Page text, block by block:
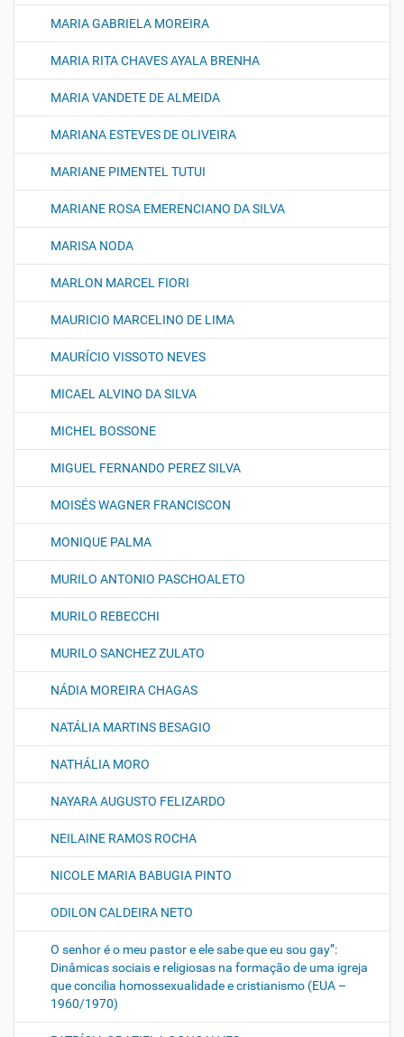
MARIA GABRIELA MOREIRA
MARIA RITA CHAVES AYALA BRENHA
MARIA VANDETE DE ALMEIDA
MARIANA ESTEVES DE OLIVEIRA
MARIANE PIMENTEL TUTUI
MARIANE ROSA EMERENCIANO DA SILVA
MARISA NODA
MARLON MARCEL FIORI
MAURICIO MARCELINO DE LIMA
MAURÍCIO VISSOTO NEVES
MICAEL ALVINO DA SILVA
MICHEL BOSSONE
MIGUEL FERNANDO PEREZ SILVA
MOISÉS WAGNER FRANCISCON
MONIQUE PALMA
MURILO ANTONIO PASCHOALETO
MURILO REBECCHI
MURILO SANCHEZ ZULATO
NÁDIA MOREIRA CHAGAS
NATÁLIA MARTINS BESAGIO
NATHÁLIA MORO
NAYARA AUGUSTO FELIZARDO
NEILAINE RAMOS ROCHA
NICOLE MARIA BABUGIA PINTO
ODILON CALDEIRA NETO
O senhor é o meu pastor e ele sabe que eu sou gay”:
Dinâmicas sociais e religiosas na formação de uma igreja
que concilia homossexualidade e cristianismo (EUA –
1960/1970)